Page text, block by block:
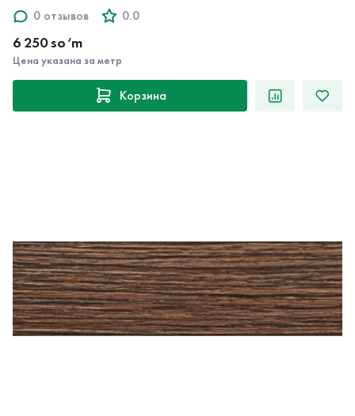
0 отзывов
0.0
6 250 so‘m
Цена указана за метр
Корзина